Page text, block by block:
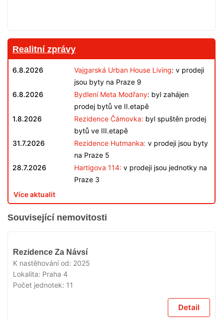
Realitní zprávy
6.8.2026 Vajgarská Urban House Living: v prodeji
jsou byty na Praze 9
6.8.2026
Bydlení Meta Modřany: byl zahájen
prodej bytů ve II.etapě
1.8.2026
Rezidence Čámovka: byl spuštěn prodej
bytů ve III.etapě
31.7.2026
Rezidence Hutmanka: v prodeji jsou byty
na Praze 5
28.7.2026
Hartigova 114: v prodeji jsou jednotky na
Praze 3
Více aktualit
Související nemovitosti
Rezidence Za Návsí
K nastěhování od: 2025
Lokalita: Praha 4
Počet jednotek: 11
Detail